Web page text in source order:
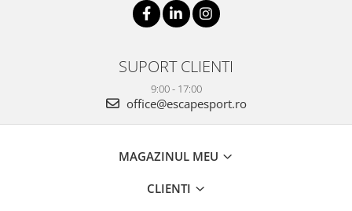
SUPORT CLIENTI
9:00 - 17:00
office@escapesport.ro
MAGAZINUL MEU
CLIENTI